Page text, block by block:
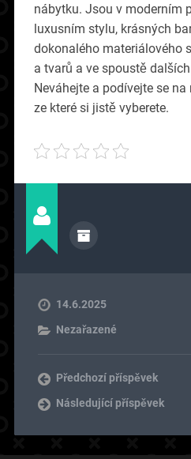
nábytku. Jsou v moderním
luxusním stylu, krásných
dokonalého materiálového
a tvarů a ve spoustě
Neváhejte a podívejte se
ze které si jistě vyberete.
14.6.2025
Nezařazené
Předchozí příspěvek
Následující příspěvek